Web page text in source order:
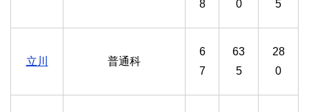
8
0
5
立川 普通科
6
7
63
5
28
0